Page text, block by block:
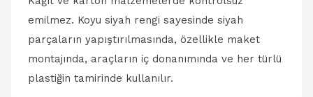
emilmez. Koyu siyah rengi sayesinde siyah
parçaların yapıştırılmasında, özellikle maket
montajında, araçların iç donanımında ve her türlü
plastiğin tamirinde kullanılır.